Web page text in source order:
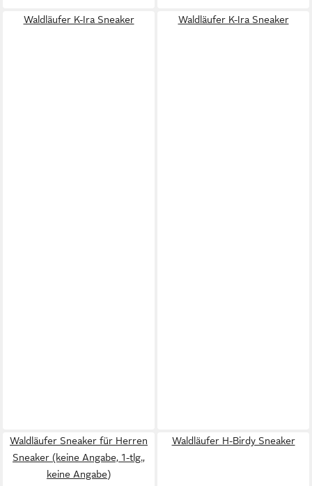
Waldläufer K-Ira Sneaker Waldläufer K-Ira Sneaker
Waldläufer Sneaker für Herren
Sneaker (keine Angabe, 1-tlg.,
keine Angabe)
Waldläufer H-Birdy Sneaker